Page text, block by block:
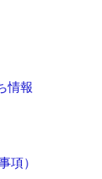
情報
項）